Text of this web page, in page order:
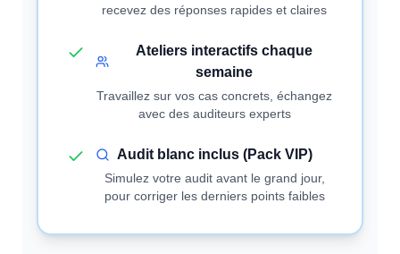
recevez des réponses rapides et claires
Ateliers interactifs chaque
semaine
Travaillez sur vos cas concrets, échangez
avec des auditeurs experts
Audit blanc inclus (Pack VIP)
Simulez votre audit avant le grand jour,
pour corriger les derniers points faibles